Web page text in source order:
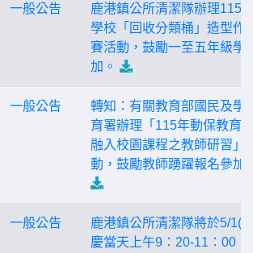
一般公告
鹿港鎮公所清潔隊辦理115
學校「回收分類桶」造型作
賽活動，鼓勵一至五年級學
加。
一般公告
轉知：有關教育部國民及學
育署辦理「115年動保教育
融入校園課程之教師研習」
動，鼓勵教師踴躍報名參加
一般公告
鹿港鎮公所清潔隊將於5/1(
慶當天上午9：20-11：00，